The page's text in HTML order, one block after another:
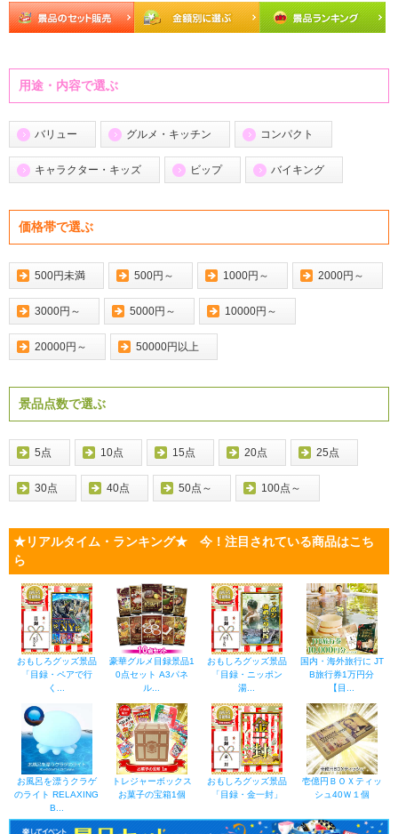
用途・内容で選ぶ
バリュー グルメ・キッチン コンパクト
キャラクター・キッズ ビップ バイキング
価格帯で選ぶ
500円未満 500円～ 1000円～ 2000円～
3000円～ 5000円～ 10000円～
20000円～ 50000円以上
景品点数で選ぶ
5点 10点 15点 20点 25点
30点 40点 50点～ 100点～
★リアルタイム・ランキング★ 今！注目されている商品はこち
ら
おもしろグッズ景品
「目録・ペアで行
く...
豪華グルメ目録景品1
0点セット A3パネ
ル...
おもしろグッズ景品
「目録・ニッポン
湯...
国内・海外旅行に JT
B旅行券1万円分
【目...
お風呂を漂うクラゲ
のライト RELAXING
B...
トレジャーボックス
お菓子の宝箱1個
おもしろグッズ景品
「目録・金一封」
壱億円ＢＯＸティッ
シュ40Ｗ１個